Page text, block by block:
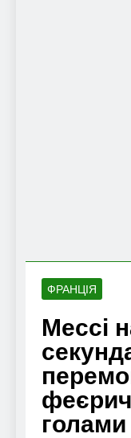
ФРАНЦІЯ
Мессі
голами